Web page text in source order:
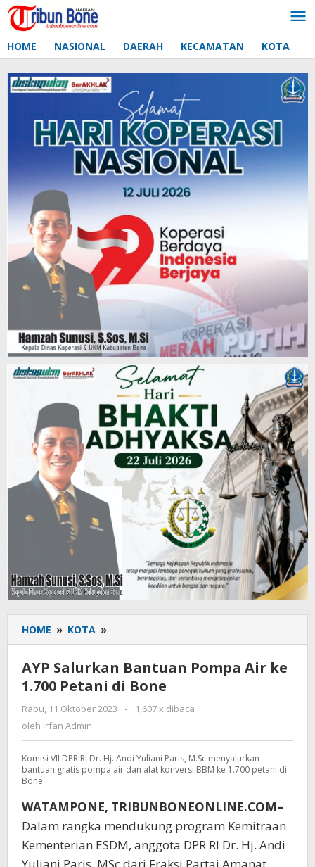
Lewati
ke
HOME NASIONAL DAERAH KECAMATAN KOTA
HOME » KOTA »
Salurkan
Pompa
Air
ke
Bone
AYP Salurkan Bantuan Pompa Air ke
1.700 Petani di Bone
Rabu, 11 Oktober 2023
oleh
-
1,607 x dibaca
oleh Irfan Admin
Komisi VII DPR RI Dr. Hj. Andi Yuliani Paris, M.Sc menyalurkan
bantuan gratis pompa air dan alat konversi BBM ke 1.700 petani di
Bone
WATAMPONE, TRIBUNBONEONLINE.COM–
Dalam rangka mendukung program Kemitraan
Kementerian ESDM, anggota DPR RI Dr. Hj. Andi
Yuliani Paris, MSc dari Fraksi Partai Amanat